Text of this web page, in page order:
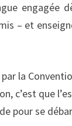
T
I
D
E
L
’
engagée
– et
la
c’est que
pour se